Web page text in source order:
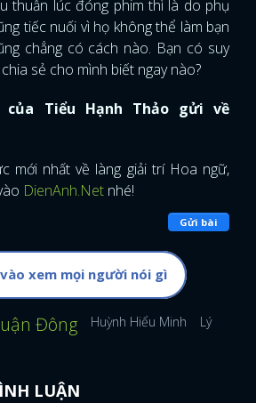
thuẫn lúc đóng phim thì là do phụ
tiếc nuối vì họ không thể làm bạn
chẳng có cách nào. Bạn có suy
sẻ cho mình biết ngay nào?
của Tiểu Hạnh Thảo gửi về
mới nhất về làng giải trí Hoa ngữ,
DienAnh.Net nhé!
Gửi bài
xem mọi người nói gì
Đông Huỳnh Hiểu Minh Lý Bảo
LUẬN